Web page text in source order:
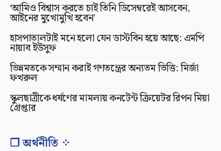
‘আমিও বিশ্বাস করতে চাই তিনি ডিসেম্বরেই আসবেন,
আইনের মুখোমুখি হবেন’
হাসপাতালটাই মনে হলো যেন ডাস্টবিন হয়ে আছে: এমপি
নায়াব ইউসুফ
ভিন্নমতকে সম্মান করাই গণতন্ত্রের অন্যতম ভিত্তি: মির্জা
ফখরুল
স্কুলছাত্রীকে ধর্ষণের মামলায় কনটেন্ট ক্রিয়েটর রিপন মিয়া
গ্রেপ্তার
❐ অর্থনীতি ⁘